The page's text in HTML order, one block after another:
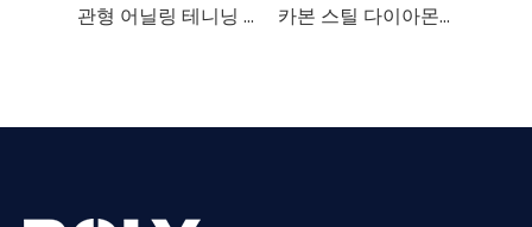
관형 어닐링 테니닝 머신 카본 스틸 다이아몬드 톱선 와이어 드로잉 머신